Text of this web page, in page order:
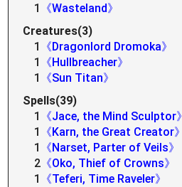
1
《Wasteland》
Creatures(3)
1
《Dragonlord Dromoka》
1
《Hullbreacher》
1
《Sun Titan》
Spells(39)
1
《Jace, the Mind Sculptor》
1
《Karn, the Great Creator》
1
《Narset, Parter of Veils》
2 《Oko, Thief of Crowns》
1
《Teferi, Time Raveler》